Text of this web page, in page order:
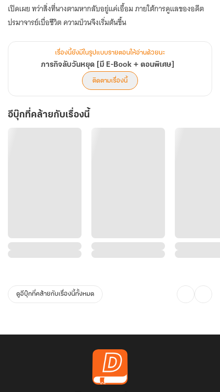
Book
+
ตอน
เปิดเผย ทว่าสิ่งที่นางตามหากลับอยู่แค่เอื้อม ภายใต้การดูแลของอดีต
ปรมาจารย์เบื่อชีวิต ความป่วนจึงเริ่มต้นขึ้น
เรื่องนี้ยังมีในรูปแบบรายตอนให้อ่านด้วยนะ
ภารกิจลับวันหยุด [มี E-Book + ตอนพิเศษ]
ติดตามเรื่องนี้
อีบุ๊กที่คล้ายกับเรื่องนี้
ดูอีบุ๊กที่คล้ายกับเรื่องนี้ทั้งหมด